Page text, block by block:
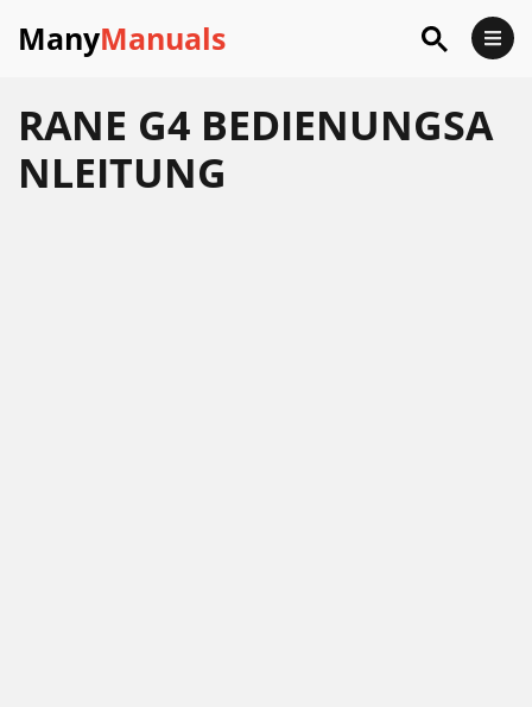
ManyManuals
RANE G4 BEDIENUNGSA
NLEITUNG